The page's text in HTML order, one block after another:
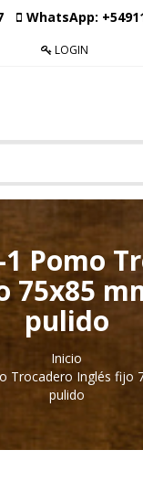
WhatsApp:
LOGIN
Pomo
75x85
pulido
Inicio
Trocadero Inglés fijo
pulido